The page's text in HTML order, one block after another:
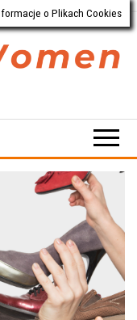
o Plikach Cookies